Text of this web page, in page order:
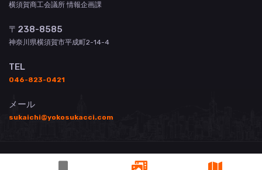
横須賀商工会議所 情報企画課
〒238-8585
神奈川県横須賀市平成町2-14-4
TEL
046-823-0421
メール
sukaichi@yokosukacci.com
© 横須賀商工会議所 All Rights Reserved.